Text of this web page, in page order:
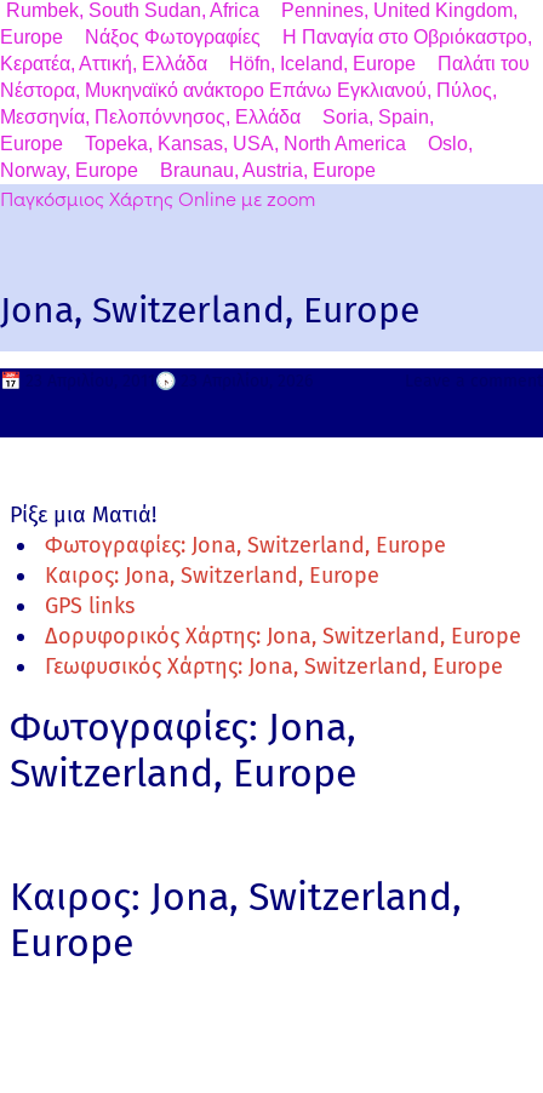
Rumbek, South Sudan, Africa
Pennines, United Kingdom,
Europe
Νάξος Φωτογραφίες
Η Παναγία στο Οβριόκαστρο,
Κερατέα, Αττική, Ελλάδα
Höfn, Iceland, Europe
Παλάτι του
Νέστορα, Μυκηναϊκό ανάκτορο Επάνω Εγκλιανού, Πύλος,
Μεσσηνία, Πελοπόννησος, Ελλάδα
Soria, Spain,
Europe
Topeka, Kansas, USA, North America
Oslo,
Norway, Europe
Braunau, Austria, Europe
Παγκόσμιος Χάρτης Online με zoom
Jona, Switzerland, Europe
📅 🕟
Ρίξε μια Ματιά!
Φωτογραφίες: Jona, Switzerland, Europe
Καιρος: Jona, Switzerland, Europe
GPS links
Δορυφορικός Χάρτης: Jona, Switzerland, Europe
Γεωφυσικός Χάρτης: Jona, Switzerland, Europe
Φωτογραφίες: Jona,
Switzerland, Europe
Καιρος: Jona, Switzerland,
Europe